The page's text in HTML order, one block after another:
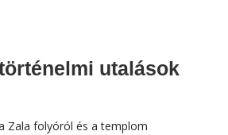
utalások
Zala folyóról és a templom